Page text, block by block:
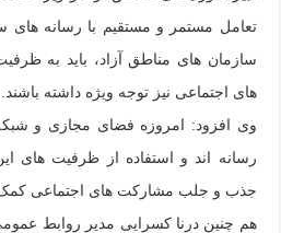
تعامل مستمر و مستقیم با رسانه
سازمان های مناطق آزاد، باید به
های اجتماعی نیز توجه ویژه داشته باشند.
وی افزود: امروزه فضای مجازی و
رسانه اند و استفاده از ظرفیت های
جذب و جلب مشارکت های اجتماعی کمک
هم چنین درنا کسرایی مدیر روابط